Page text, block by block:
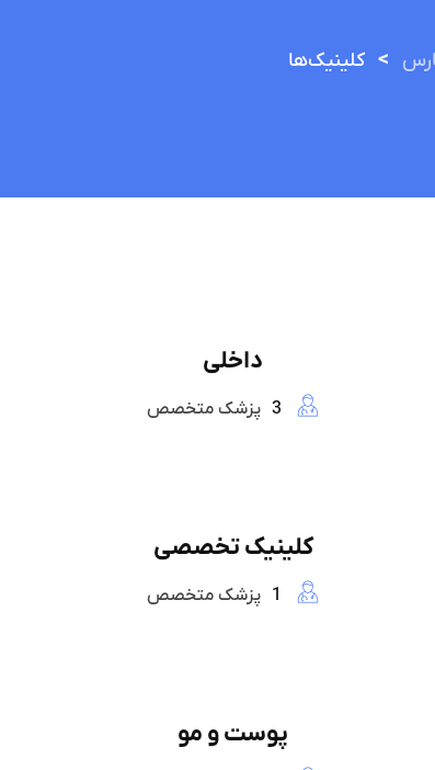
> کلینیک‌ها
داخلی
3 پزشک متخصص
کلینیک تخصصی
1 پزشک متخصص
پوست و مو